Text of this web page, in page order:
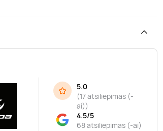
5.0
(17 atsiliepimas (-
ai))
4.5/5
68 atsiliepimas (-ai)